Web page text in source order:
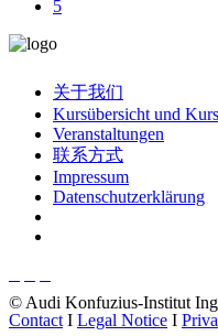
关于我们
Kursübersicht und
Veranstaltungen
联系方式
Impressum
Datenschutzerklärung
© Audi Konfuzius-Institut
ContactI Legal Notice I